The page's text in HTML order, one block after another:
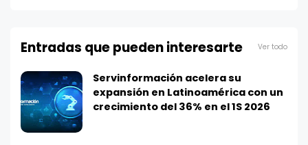
Entradas que pueden interesarte Ver todo
Servinformación acelera su
expansión en Latinoamérica con un
crecimiento del 36% en el 1S 2026